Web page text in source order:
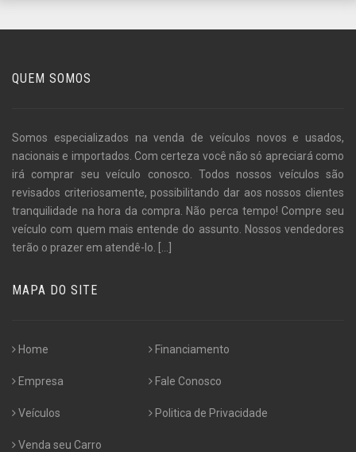
QUEM SOMOS
Somos especializados na venda de veículos novos e usados,
nacionais e importados. Com certeza você não só apreciará como
irá comprar seu veículo conosco. Todos nossos veículos são
revisados criteriosamente, possibilitando dar aos nossos clientes
tranquilidade na hora da compra. Não perca tempo! Compre seu
veículo com quem mais entende do assunto. Nossos vendedores
terão o prazer em atendê-lo.
MAPA DO SITE
Home
Empresa
Veículos
Venda seu Carro
Financiamento
Fale Conosco
Politica de Privacidade